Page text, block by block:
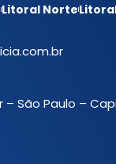
Litoral Norte
– São Paulo –